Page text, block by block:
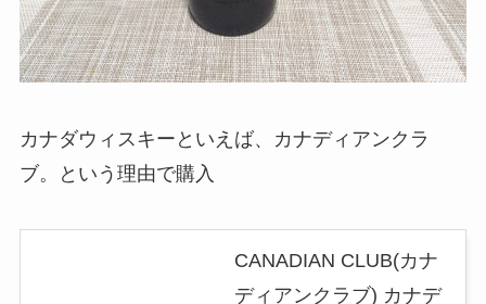
カナダウィスキーといえば、カナディアンクラ
ブ。という理由で購入
CANADIAN CLUB(カナ
ディアンクラブ) カナデ